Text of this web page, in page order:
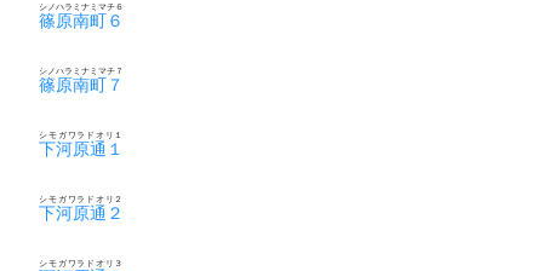
篠原南町６
シノハラミナミマチ６
篠原南町７
シノハラミナミマチ７
下河原通１
シモガワラドオリ１
下河原通２
シモガワラドオリ２
シモガワラドオリ３